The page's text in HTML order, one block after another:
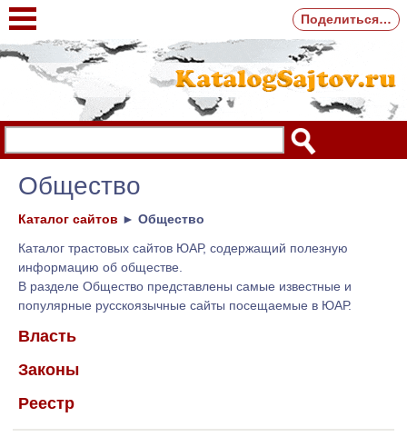
Общество
Каталог сайтов ► Общество
Каталог трастовых сайтов ЮАР, содержащий полезную
информацию об обществе.
В разделе Общество представлены самые известные и
популярные русскоязычные сайты посещаемые в ЮАР.
Власть
Законы
Реестр
Поделиться…